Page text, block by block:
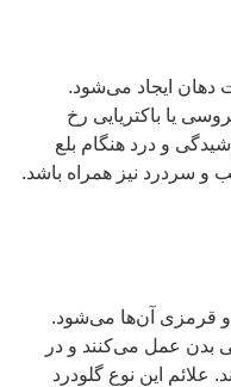
دهان ایجاد می‌شود.
یا باکتریایی رخ
و درد هنگام بلع
و سردرد نیز همراه باشد.
و قرمزی آن‌ها می‌شود.
بدن عمل می‌کنند و در
علائم این نوع گلودرد